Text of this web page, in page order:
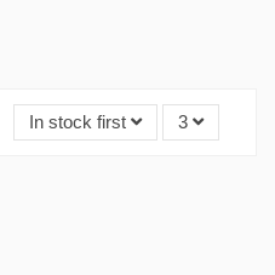
In stock first 3